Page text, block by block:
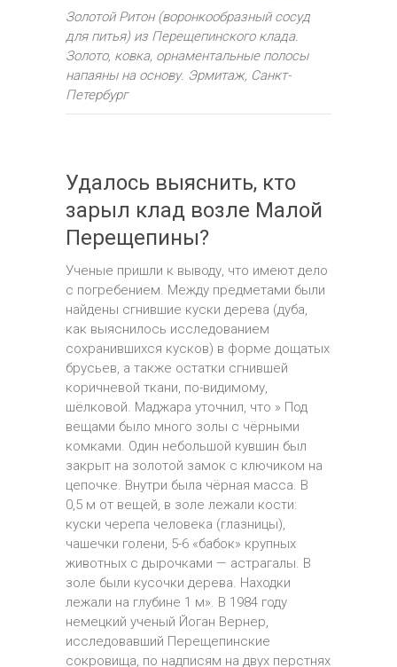
Золотой Ритон (воронкообразный сосуд
для питья) из Перещепинского клада.
Золото, ковка, орнаментальные полосы
напаяны на основу. Эрмитаж, Санкт-
Петербург
Удалось выяснить, кто
зарыл клад возле Малой
Перещепины?
Ученые пришли к выводу, что имеют дело
с погребением. Между предметами были
найдены сгнившие куски дерева (дуба,
как выяснилось исследованием
сохранившихся кусков) в форме дощатых
брусьев, а также остатки сгнившей
коричневой ткани, по-видимому,
шёлковой. Маджара уточнил, что » Под
вещами было много золы с чёрными
комками. Один небольшой кувшин был
закрыт на золотой замок с ключиком на
цепочке. Внутри была чёрная масса. В
0,5 м от вещей, в золе лежали кости:
куски черепа человека (глазницы),
чашечки голени, 5-6 «бабок» крупных
животных с дырочками — астрагалы. В
золе были кусочки дерева. Находки
лежали на глубине 1 м». В 1984 году
немецкий ученый Йоган Вернер,
исследовавший Перещепинские
сокровища, по надписям на двух перстнях